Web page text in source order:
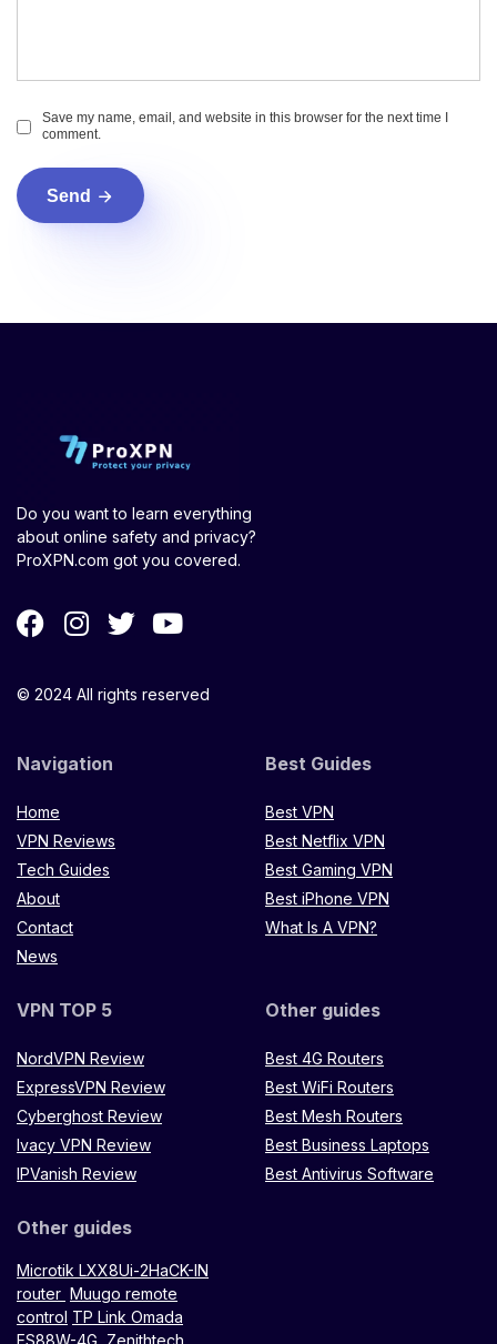
Save my name, email, and website in this browser for the next time I
comment.
Send
Do you want to learn everything
about online safety and privacy?
ProXPN.com got you covered.
© 2024 All rights reserved
Navigation
Home
VPN Reviews
Tech Guides
About
Contact
News
Best Guides
Best VPN
Best Netflix VPN
Best Gaming VPN
Best iPhone VPN
What Is A VPN?
VPN TOP 5
NordVPN Review
ExpressVPN Review
Cyberghost Review
Ivacy VPN Review
IPVanish Review
Other guides
Best 4G Routers
Best WiFi Routers
Best Mesh Routers
Best Business Laptops
Best Antivirus Software
Other guides
Microtik LXX8Ui-2HaCK-IN
router Muugo remote
control TP Link Omada
ES88W-4G Zenithtech